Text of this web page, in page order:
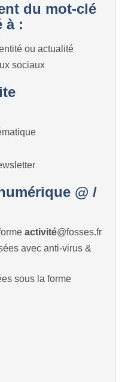
du mot-clé
à :
ou actualité
sociaux
@ /
activité@fosses.fr
avec anti-virus &
sous la forme